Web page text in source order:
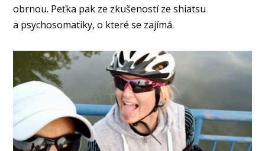
obrnou. Peťka pak ze zkušeností ze shiatsu
a psychosomatiky, o které se zajímá.